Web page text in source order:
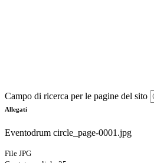
Campo di ricerca per le pagine del sito
Allegati
Eventodrum circle_page-0001.jpg
File JPG